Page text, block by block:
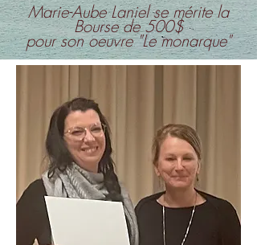
Marie-Aube Laniel se mérite la
Bourse de 500$
pour son oeuvre "Le monarque"